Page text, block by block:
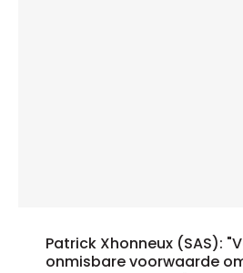
Patrick Xhonneux (SAS):
onmisbare voorwaarde